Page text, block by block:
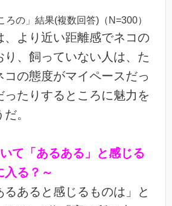
ろの」結果(複数回答)（N=300）
、より近い距離感でネコの
り、飼っていない人は、た
コの態度がマイペースだっ
ったりするところに魅力を
。
て「あるある」と感じる
入る？～
るあると感じるものは」と